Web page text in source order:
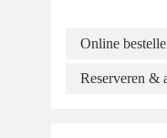
Online
Reserveren &